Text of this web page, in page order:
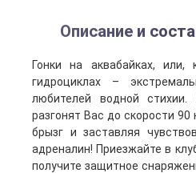
Описание и
Гонки на аквабайках,
гидроциклах –
любителей водной
разгонят Вас до скорости
брызг и заставляя
адреналин! Приезжайте в
получите защитное